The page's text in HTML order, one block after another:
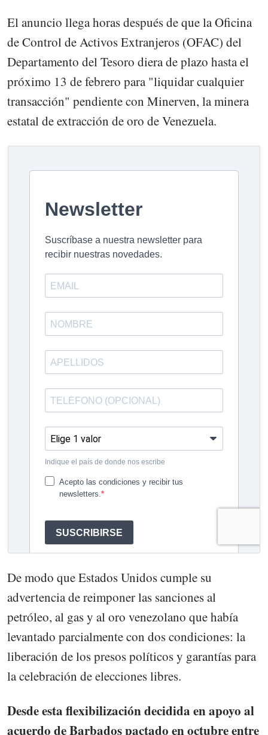
El anuncio llega horas después de que la Oficina
de Control de Activos Extranjeros (OFAC) del
Departamento del Tesoro diera de plazo hasta el
próximo 13 de febrero para "liquidar cualquier
transacción" pendiente con Minerven, la minera
estatal de extracción de oro de Venezuela.
De modo que Estados Unidos cumple su
advertencia de reimponer las sanciones al
petróleo, al gas y al oro venezolano que había
levantado parcialmente con dos condiciones: la
liberación de los presos políticos y garantías para
la celebración de elecciones libres.
Desde esta flexibilización decidida en apoyo al
acuerdo de Barbados pactado en octubre entre